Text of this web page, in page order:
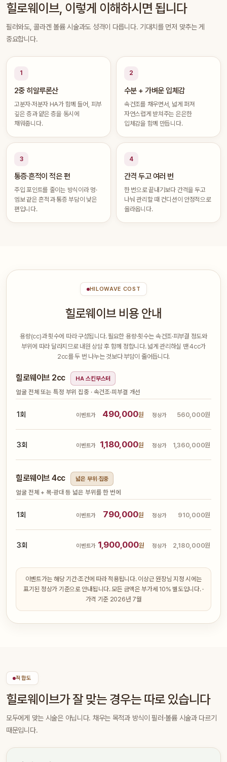
힐로웨이브, 이렇게 이해하시면 됩니다
필러와도, 콜라겐 볼륨 시술과도 성격이 다릅니다. 기대치를 먼저 맞추는 게
중요합니다.
1
2중 히알루론산
고분자·저분자 HA가 함께 들어, 피부
깊은 층과 얕은 층을 동시에
채워줍니다.
2
수분 + 가벼운 입체감
속건조를 채우면서, 넓게 퍼져
자연스럽게 받쳐주는 은은한
입체감을 함께 만듭니다.
3
통증·흔적이 적은 편
주입 포인트를 줄이는 방식이라 멍·
엠보 같은 흔적과 통증 부담이 낮은
편입니다.
4
간격 두고 여러 번
한 번으로 끝내기보다 간격을 두고
나눠 관리할 때 컨디션이 안정적으로
올라옵니다.
HILOWAVE COST
힐로웨이브 비용 안내
용량(cc)과 횟수에 따라 구성됩니다. 필요한 용량·횟수는 속건조·피부결 정도와
부위에 따라 달라지므로 내원 상담 후 함께 정합니다. 넓게 관리하실 땐 4cc가
2cc를 두 번 나누는 것보다 부담이 줄어듭니다.
힐로웨이브 2cc HA 스킨부스터
얼굴 전체 또는 특정 부위 집중 · 속건조·피부결 개선
1회 이벤트가 490,000원 정상가 560,000원
3회 이벤트가 1,180,000원 정상가 1,360,000원
힐로웨이브 4cc 넓은 부위·집중
얼굴 전체 + 목·광대 등 넓은 부위를 한 번에
1회 이벤트가 790,000원 정상가 910,000원
3회 이벤트가 1,900,000원 정상가 2,180,000원
이벤트가는 해당 기간·조건에 따라 적용됩니다. 이상근 원장님 지정 시에는
표기된 정상가 기준으로 안내됩니다. 모든 금액은 부가세 10% 별도입니다. ·
가격 기준 2026년 7월
적합도
힐로웨이브가 잘 맞는 경우는 따로 있습니다
모두에게 맞는 시술은 아닙니다. 채우는 목적과 방식이 필러·볼륨 시술과 다르기
때문입니다.